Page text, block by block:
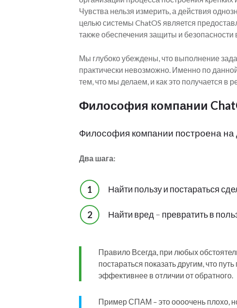
Чувства нельзя измерить, а действия
целью системы ChatOS является
также обеспечения защиты и
Мы глубоко убеждены, что выполнение
практически невозможно. Именно по
тем, что мы делаем, и как это получается в
Философия компании
Философия компании построена на
Два шага:
Найти пользу и постараться
Найти вред – превратить в
Правило Всегда, при любых
постараться показать другим, что
эффективнее в отличии от обратного.
Пример СПАМ – это оооочень плохо,